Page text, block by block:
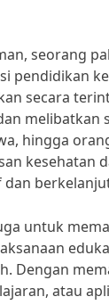
seorang
pendidikan
secara
melibatkan
hingga
kesehatan
untuk
Dengan
atau